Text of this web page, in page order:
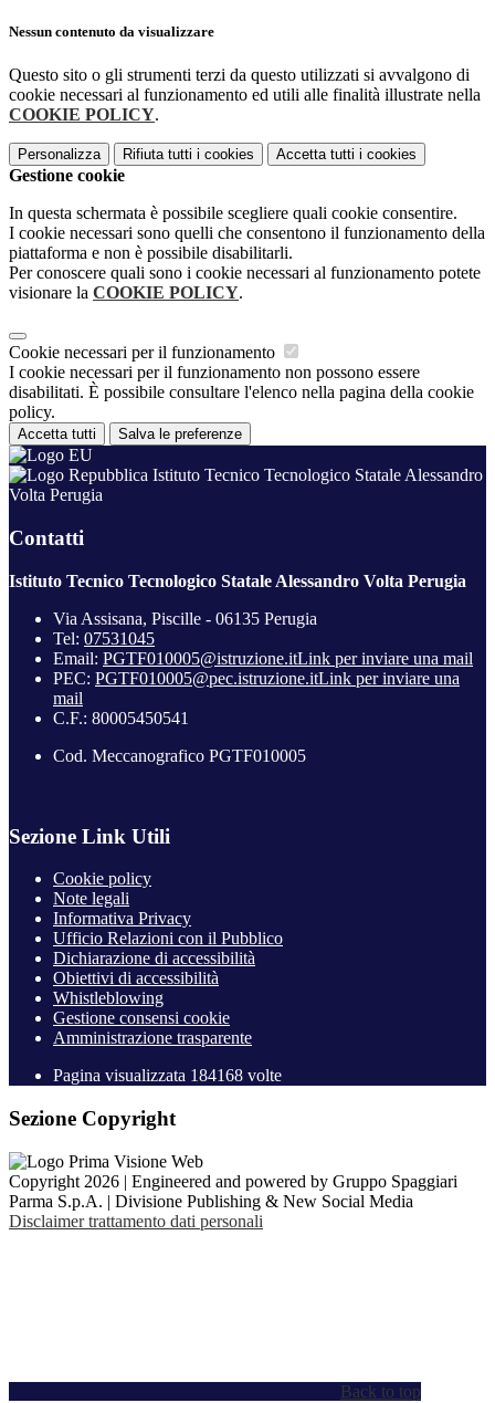
Nessun contenuto da visualizzare
Questo sito o gli strumenti terzi da questo utilizzati si avvalgono di
cookie necessari al funzionamento ed utili alle finalità illustrate nella
COOKIE POLICY.
Personalizza Rifiuta tutti i cookies Accetta tutti i cookies
Gestione cookie
In questa schermata è possibile scegliere quali cookie consentire.
I cookie necessari sono quelli che consentono il funzionamento della
piattaforma e non è possibile disabilitarli.
Per conoscere quali sono i cookie necessari al funzionamento potete
visionare la COOKIE POLICY.
Cookie necessari per il funzionamento
I cookie necessari per il funzionamento non possono essere
disabilitati. È possibile consultare l'elenco nella pagina della cookie
policy.
Accetta tutti Salva le preferenze
Istituto Tecnico Tecnologico Statale Alessandro
Volta Perugia
Contatti
Istituto Tecnico Tecnologico Statale Alessandro Volta Perugia
Via Assisana, Piscille - 06135 Perugia
Tel: 07531045
Email: PGTF010005@istruzione.itLink per inviare una mail
PEC: PGTF010005@pec.istruzione.itLink per inviare una
mail
C.F.: 80005450541
Cod. Meccanografico PGTF010005
Sezione Link Utili
Cookie policy
Note legali
Informativa Privacy
Ufficio Relazioni con il Pubblico
Dichiarazione di accessibilità
Obiettivi di accessibilità
Whistleblowing
Gestione consensi cookie
Amministrazione trasparente
Pagina visualizzata 184168 volte
Sezione Copyright
Copyright 2026 | Engineered and powered by Gruppo Spaggiari
Parma S.p.A. | Divisione Publishing & New Social Media
Disclaimer trattamento dati personali
Back to top